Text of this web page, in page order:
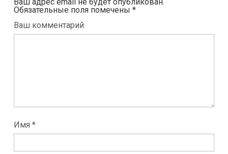
Обязательные поля помечены *
Ваш комментарий
Имя *